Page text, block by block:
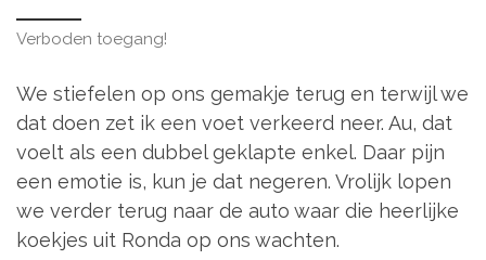
Verboden toegang!
We stiefelen op ons gemakje terug en terwijl we
dat doen zet ik een voet verkeerd neer. Au, dat
voelt als een dubbel geklapte enkel. Daar pijn
een emotie is, kun je dat negeren. Vrolijk lopen
we verder terug naar de auto waar die heerlijke
koekjes uit Ronda op ons wachten.